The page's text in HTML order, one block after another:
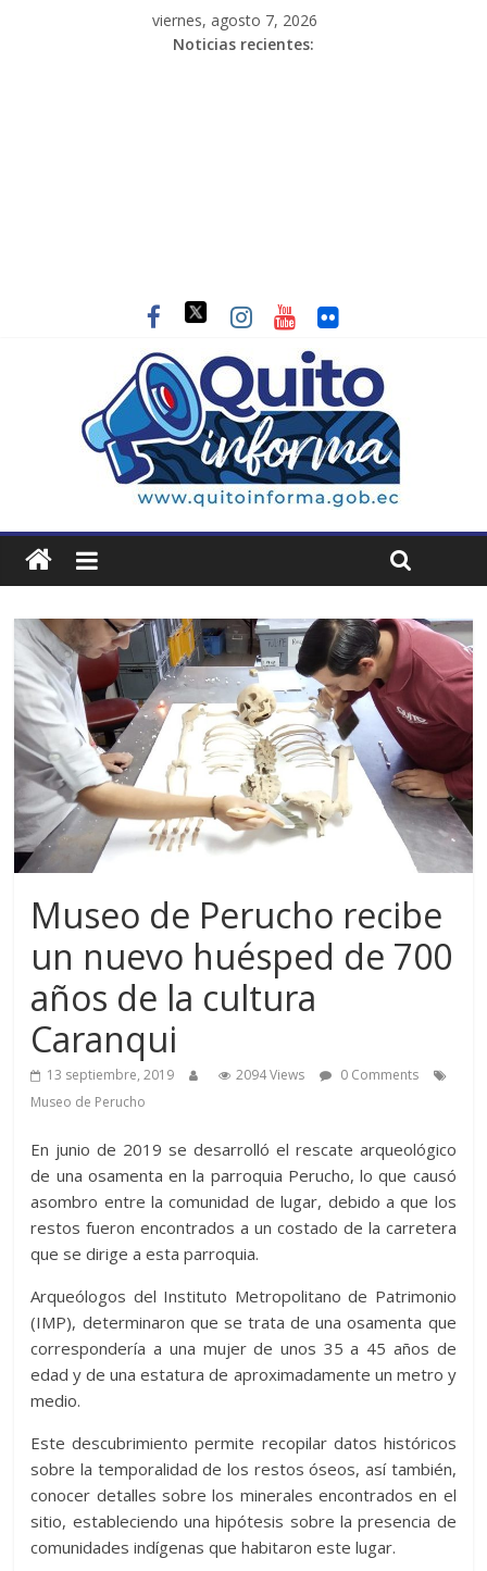
viernes, agosto 7, 2026
Noticias recientes:
Museo de Perucho recibe
un nuevo huésped de 700
años de la cultura
Caranqui
13 septiembre, 2019 2094 Views
0 Comments
Museo de Perucho
En junio de 2019 se desarrolló el rescate arqueológico
de una osamenta en la parroquia Perucho, lo que causó
asombro entre la comunidad de lugar, debido a que los
restos fueron encontrados a un costado de la carretera
que se dirige a esta parroquia.
Arqueólogos del Instituto Metropolitano de Patrimonio
(IMP), determinaron que se trata de una osamenta que
correspondería a una mujer de unos 35 a 45 años de
edad y de una estatura de aproximadamente un metro y
medio.
Este descubrimiento permite recopilar datos históricos
sobre la temporalidad de los restos óseos, así también,
conocer detalles sobre los minerales encontrados en el
sitio, estableciendo una hipótesis sobre la presencia de
comunidades indígenas que habitaron este lugar.